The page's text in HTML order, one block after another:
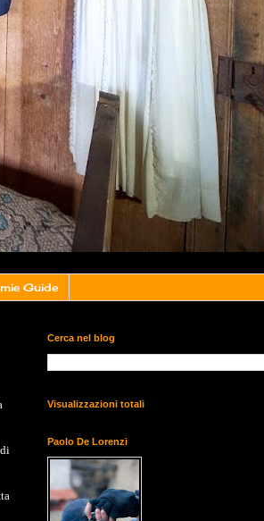
Guide
Cerca nel blog
Visualizzazioni totali
Paolo De Lorenzi